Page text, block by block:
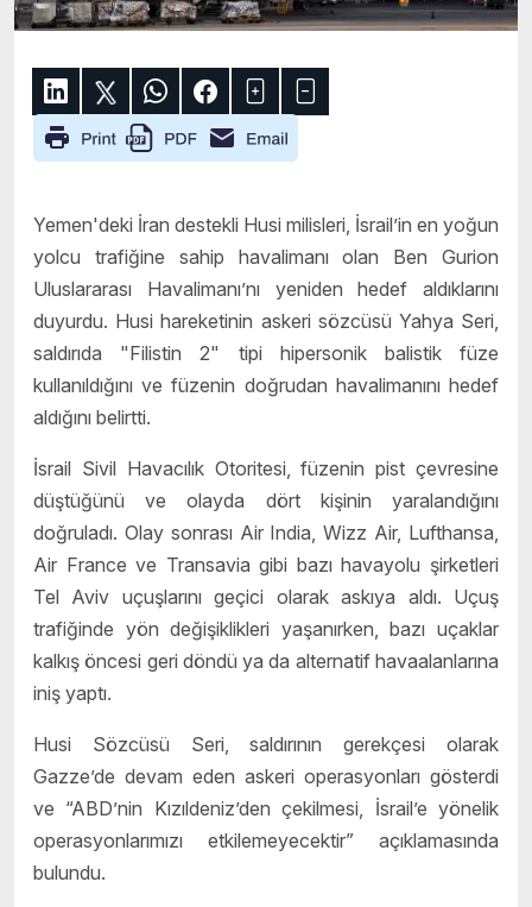
Yemen'deki İran destekli Husi milisleri, İsrail’in en yoğun
yolcu trafiğine sahip havalimanı olan Ben Gurion
Uluslararası Havalimanı’nı yeniden hedef aldıklarını
duyurdu. Husi hareketinin askeri sözcüsü Yahya Seri,
saldırıda "Filistin 2" tipi hipersonik balistik füze
kullanıldığını ve füzenin doğrudan havalimanını hedef
aldığını belirtti.
İsrail Sivil Havacılık Otoritesi, füzenin pist çevresine
düştüğünü ve olayda dört kişinin yaralandığını
doğruladı. Olay sonrası Air India, Wizz Air, Lufthansa,
Air France ve Transavia gibi bazı havayolu şirketleri
Tel Aviv uçuşlarını geçici olarak askıya aldı. Uçuş
trafiğinde yön değişiklikleri yaşanırken, bazı uçaklar
kalkış öncesi geri döndü ya da alternatif havaalanlarına
iniş yaptı.
Husi Sözcüsü Seri, saldırının gerekçesi olarak
Gazze’de devam eden askeri operasyonları gösterdi
ve “ABD’nin Kızıldeniz’den çekilmesi, İsrail’e yönelik
operasyonlarımızı etkilemeyecektir” açıklamasında
bulundu.